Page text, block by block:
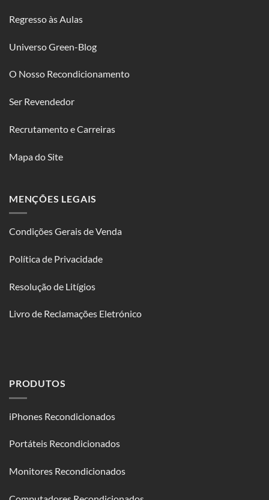
Regresso às Aulas
Universo Green-Blog
O Nosso Recondicionamento
Ser Revendedor
Recrutamento e Carreiras
Mapa do Site
MENÇÕES LEGAIS
Condições Gerais de Venda
Política de Privacidade
Resolução de Litígios
Livro de Reclamações Eletrónico
PRODUTOS
iPhones Recondicionados
Portáteis Recondicionados
Monitores Recondicionados